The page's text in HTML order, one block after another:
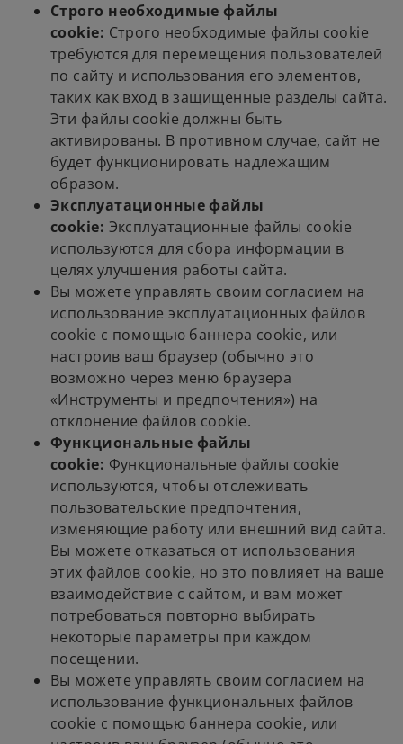
Строго необходимые файлы
cookie: Строго необходимые файлы cookie
требуются для перемещения пользователей
по сайту и использования его элементов,
таких как вход в защищенные разделы сайта.
Эти файлы cookie должны быть
активированы. В противном случае, сайт не
будет функционировать надлежащим
образом.
Эксплуатационные файлы
cookie: Эксплуатационные файлы cookie
используются для сбора информации в
целях улучшения работы сайта.
Вы можете управлять своим согласием на
использование эксплуатационных файлов
cookie с помощью баннера cookie, или
настроив ваш браузер (обычно это
возможно через меню браузера
«Инструменты и предпочтения») на
отклонение файлов cookie.
Функциональные файлы
cookie: Функциональные файлы cookie
используются, чтобы отслеживать
пользовательские предпочтения,
изменяющие работу или внешний вид сайта.
Вы можете отказаться от использования
этих файлов cookie, но это повлияет на ваше
взаимодействие с сайтом, и вам может
потребоваться повторно выбирать
некоторые параметры при каждом
посещении.
Вы можете управлять своим согласием на
использование функциональных файлов
cookie с помощью баннера cookie, или